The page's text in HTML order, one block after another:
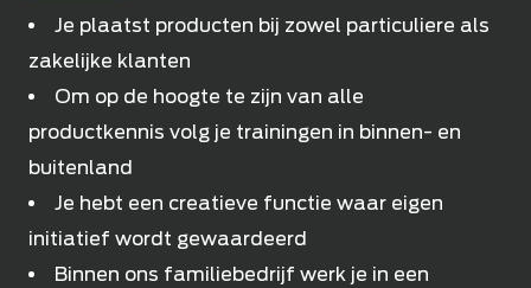
Je plaatst producten bij zowel particuliere als
zakelijke klanten
Om op de hoogte te zijn van alle
productkennis volg je trainingen in binnen- en
buitenland
Je hebt een creatieve functie waar eigen
initiatief wordt gewaardeerd
Binnen ons familiebedrijf werk je in een